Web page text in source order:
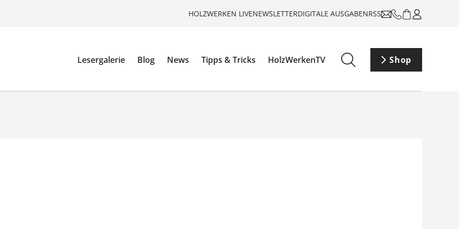
HOLZWERKEN LIVENEWSLETTERDIGITALE AUSGABENRSS
Lesergalerie Blog News Tipps & Tricks HolzWerkenTV Shop